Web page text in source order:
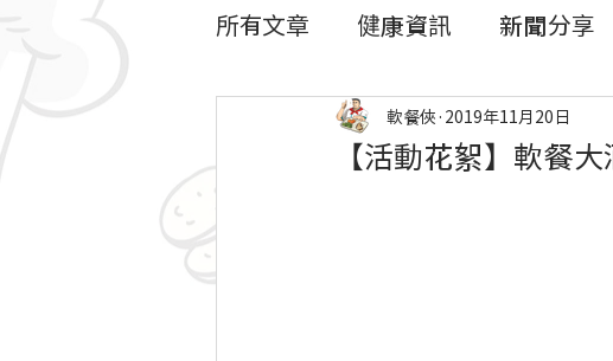
所有文章 健康資訊 新聞分享
軟餐到會
【活動花絮】軟餐
軟餐俠 2019年11月20日